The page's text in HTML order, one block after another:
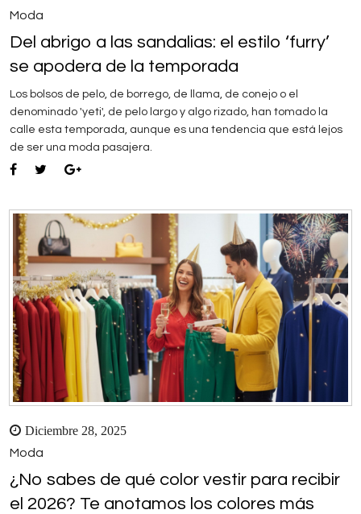
Moda
Del abrigo a las sandalias: el estilo ‘furry’
se apodera de la temporada
Los bolsos de pelo, de borrego, de llama, de conejo o el
denominado 'yeti', de pelo largo y algo rizado, han tomado la
calle esta temporada, aunque es una tendencia que está lejos
de ser una moda pasajera.
Diciembre 28, 2025
Moda
¿No sabes de qué color vestir para recibir
el 2026? Te anotamos los colores más